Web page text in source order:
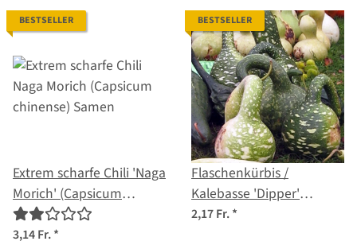
BESTSELLER
Extrem scharfe Chili 'Naga
Morich' (Capsicum
chinense) Samen
3,14 Fr.*
BESTSELLER
Flaschenkürbis /
Kalebasse 'Dipper'
(Lagenaria siceraria)
2,17 Fr.*